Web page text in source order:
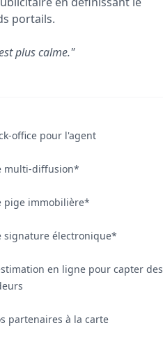
portails.
plus calme."
office pour l'agent
multi-diffusion*
pige immobilière*
signature électronique*
en ligne pour capter des
partenaires à la carte